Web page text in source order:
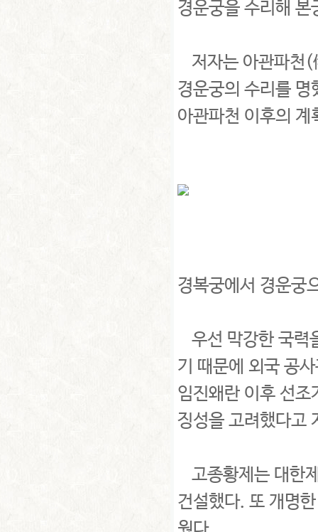
경운궁을 수리해 본
저자는 아관파천(
경운궁의 수리를
아관파천 이후의
경복궁에서 경운궁
우선 막강한 국력
기 때문에 외국 공
임진왜란 이후 선조
징성을 고려했다고
고종황제는 대한
건설했다. 또 개명